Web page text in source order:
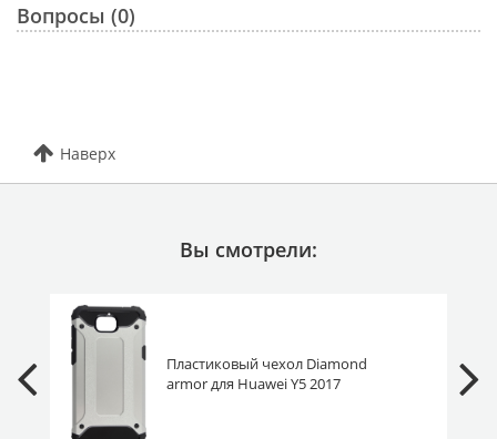
Вопросы (0)
Наверх
Вы смотрели:
Пластиковый чехол Diamond
armor для Huawei Y5 2017